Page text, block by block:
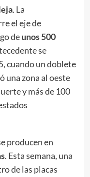
. La
el eje de
deunos 500
se
cuando un doblete
una zona al oeste
y más de 100
producen en
. Esta semana, una
de las placas